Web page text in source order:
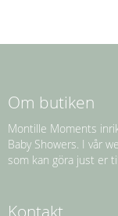
Om butiken
Montille Moments
Baby Showers. I vår
som kan göra just er
Kontakt